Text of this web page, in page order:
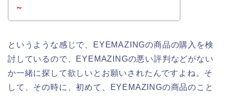
～
というような感じで、EYEMAZINGの商品の購入を検
討しているので、EYEMAZINGの悪い評判などがない
か一緒に探して欲しいとお願いされたんですよね。そ
して、その時に、初めて、EYEMAZINGの商品のこと